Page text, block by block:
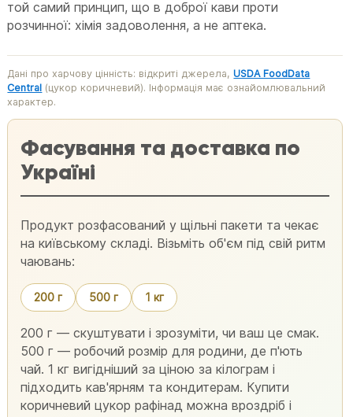
той самий принцип, що в доброї кави проти
розчинної: хімія задоволення, а не аптека.
Дані про харчову цінність: відкриті джерела,USDA FoodData
Central (цукор коричневий). Інформація має ознайомлювальний
характер.
Фасування та доставка по
Україні
Продукт розфасований у щільні пакети та чекає
на київському складі. Візьміть об'єм під свій ритм
чаювань:
200 г 500 г 1 кг
200 г — скуштувати і зрозуміти, чи ваш це смак.
500 г — робочий розмір для родини, де п'ють
чай. 1 кг вигідніший за ціною за кілограм і
підходить кав'ярням та кондитерам. Купити
коричневий цукор рафінад можна вроздріб і